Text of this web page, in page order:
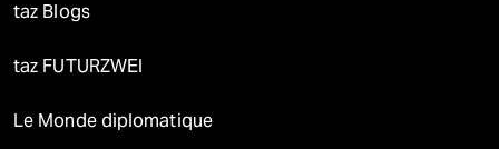
taz Blogs
taz FUTURZWEI
Le Monde diplomatique